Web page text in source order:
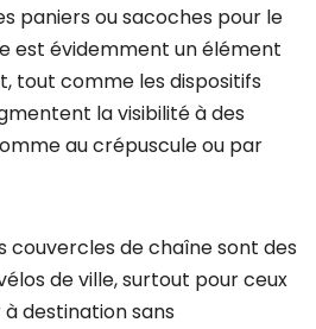
paniers ou sacoches pour le
est évidemment un élément
tout comme les dispositifs
la visibilité à des
au crépuscule ou par
couvercles de chaîne sont des
de ville, surtout pour ceux
destination sans